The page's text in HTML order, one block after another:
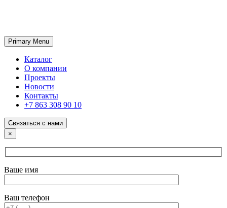
ГК «SABONE»
Оптовые поставки отделочных материалов и оборудования
Primary Menu
Каталог
О компании
Проекты
Новости
Контакты
+7 863 308 90 10
Связаться с нами
×
Ваше имя
Ваш телефон